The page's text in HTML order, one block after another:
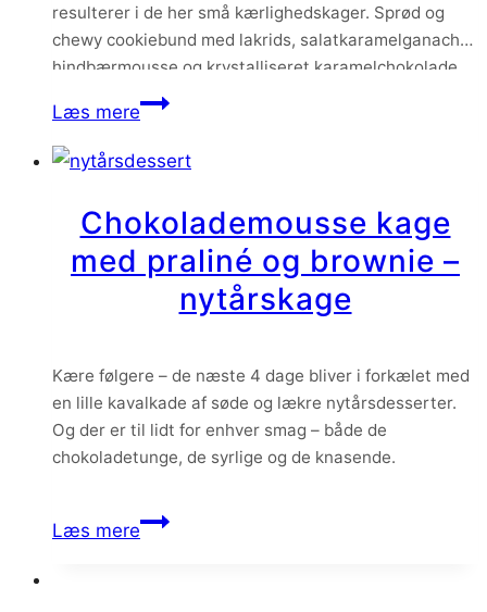
resulterer i de her små kærlighedskager. Sprød og
chewy cookiebund med lakrids, salatkaramelganache,
hindbærmousse og krystalliseret karamelchokolade.
Festlige og ualmindelig lækre. Jeg havde nogle
moussebomber stående i fryseren, lidt cookiedej i
køleskabet og lidt krystalliseret chokolade i skabet….
Læs mereKaramelkager
hindbær
lakrids
Chokolademousse kage
med praliné og brownie –
nytårskage
Kære følgere – de næste 4 dage bliver i forkælet med
en lille kavalkade af søde og lækre nytårsdesserter.
Og der er til lidt for enhver smag – både de
chokoladetunge, de syrlige og de knasende.
Læs mereChokolademousse